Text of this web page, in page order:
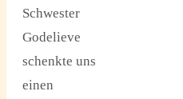
Schwester
Godelieve
schenkte uns
einen